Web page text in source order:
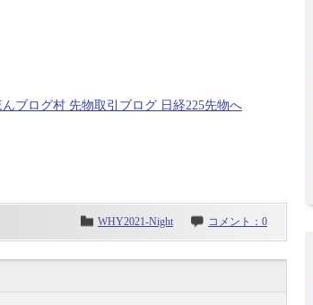
WHY2021-Night コメント：0